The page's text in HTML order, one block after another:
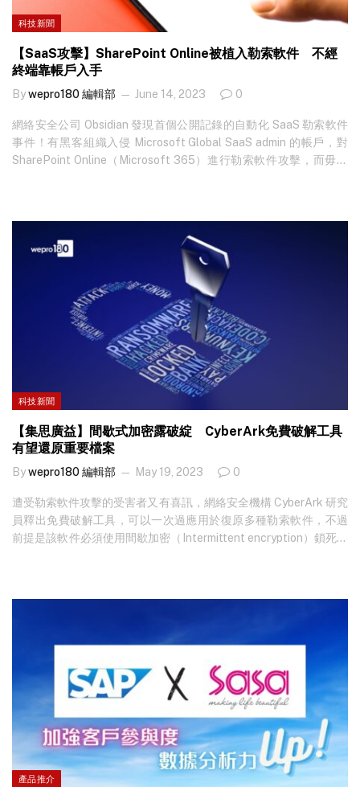
科技新聞
【SaaS攻擊】SharePoint Online被植入勒索軟件 不經
終端靠帳戶入手
Bywepro180 編輯部 June 14, 2023 0
網絡安全公司 Obsidian 發現首個公開記錄的自動化 SaaS 勒索軟件
事件！有黑客組織入侵 Microsoft Global SaaS admin 的帳戶，對
SharePoint Online（Microsoft 365）進行勒索軟件攻擊，而毋需
科技新聞
【集思廣益】間歇式加密露破綻 CyberArk免費破解工具
有望還原重要檔案
Bywepro180 編輯部 May 19, 2023 0
遭受勒索軟件攻擊的受害者又有喜訊，網絡安全機構 CyberArk 研究
員釋出免費破解工具，可以一次過應用於復原多種勒索軟件，不過
前提是該軟件必須使用間歇加密（Intermittent encryption）鎖死檔
疑行為並執行自動回應前，將更多的設備及檔案加密，增加集團與
密法是一種新的加密策略，原理是勒索軟件在執行時，不會將檔案
的所有內容加密，而是梅花間竹般加密數據，同樣可達到令檔案不
能再被使用的目的。而 CyberArk 安全研究員就在這種速度至上的方
式中找到破綻，最終研究出 White Phoenix 破解工具，不過研究員
表示，這種破解方式無法百分百還原所有數據，只能盡力搶救仍可
閱讀的資料。…
產品推介